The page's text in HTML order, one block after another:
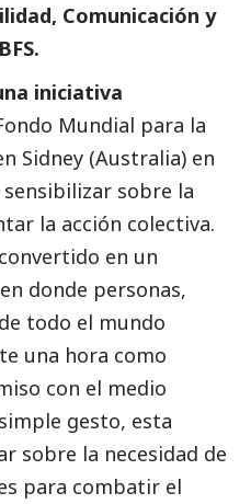
Comunicación y
iniciativa
Mundial para la
Sidney (Australia) en
sobre la
la acción colectiva.
en un
donde personas,
todo el mundo
una hora como
con el medio
gesto, esta
sobre la necesidad de
para combatir el